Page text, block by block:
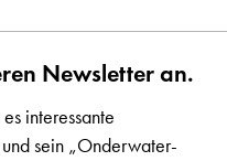
Newsletter an.
interessante
sein „Onderwater-